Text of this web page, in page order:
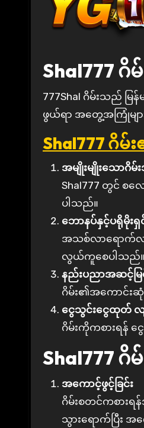
Shal777 ဂိ
777Shal ဂိမ်းသည် မြန်မာနိုင်ငံတွင်အလွန်လူကြိုက်များသော အွန်လိုင်းကာစီနိုဂိမ်းအမျိုးအစားတစ်ခုဖြစ်ပြီး၊ စိတ်လှုပ်ရှား
ဖွယ်ရာ အတွေ့အကြုံမျာ
Shal777 ဂိမ်
အမျိုးမျိုးသောဂိမ်း
Shal777 တွင် စလေ
ပါသည်။
ဘောနပ်နှင့်ပရိုမိုးရှင်
အသစ်လာရောက်လက်
လွယ်ကူစေပါသည်။
နည်းပညာအဆင့်မြ
ဂိမ်း၏အကောင်းဆုံ
ငွေသွင်းငွေထုတ် လ
ဂိမ်းကိုကစားရန်
Shal777 ဂိ
အကောင့်ဖွင့်ခြင်း
ဂိမ်းစတင်ကစား
သွားရောက်ပြီး အ